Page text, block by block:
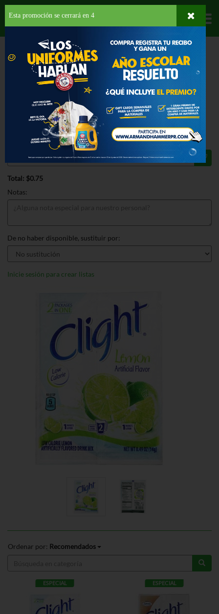
Departamentos
PROVISIONES BEBIDAS EN POLVO CLIGHT LIMON POUCHES
ESPECIAL
CLIGHT LIMON POUCHES .03 OZ
75¢
Válido hasta: diciembre 31, 2026
Total: $0.75
Notas:
De no haber disponible, sustituir por:
Inicie sesión para crear listas
Ordenar por: Recomendados
ESPECIAL ESPECIAL
Esta promoción se cerrará en 3